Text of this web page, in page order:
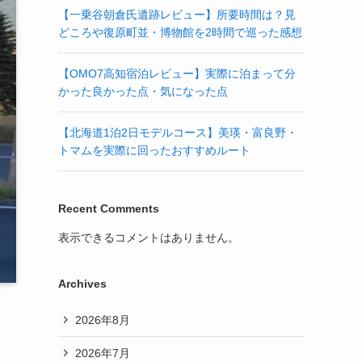
【一乗谷朝倉氏遺跡レビュー】所要時間は？見
どころや復原町並・博物館を2時間で巡った感想
【OMO7高知宿泊レビュー】実際に泊まって分
かった良かった点・気になった点
【北海道1泊2日モデルコース】美瑛・富良野・
トマムを実際に回ったおすすめルート
Recent Comments
表示できるコメントはありません。
Archives
2026年8月
2026年7月